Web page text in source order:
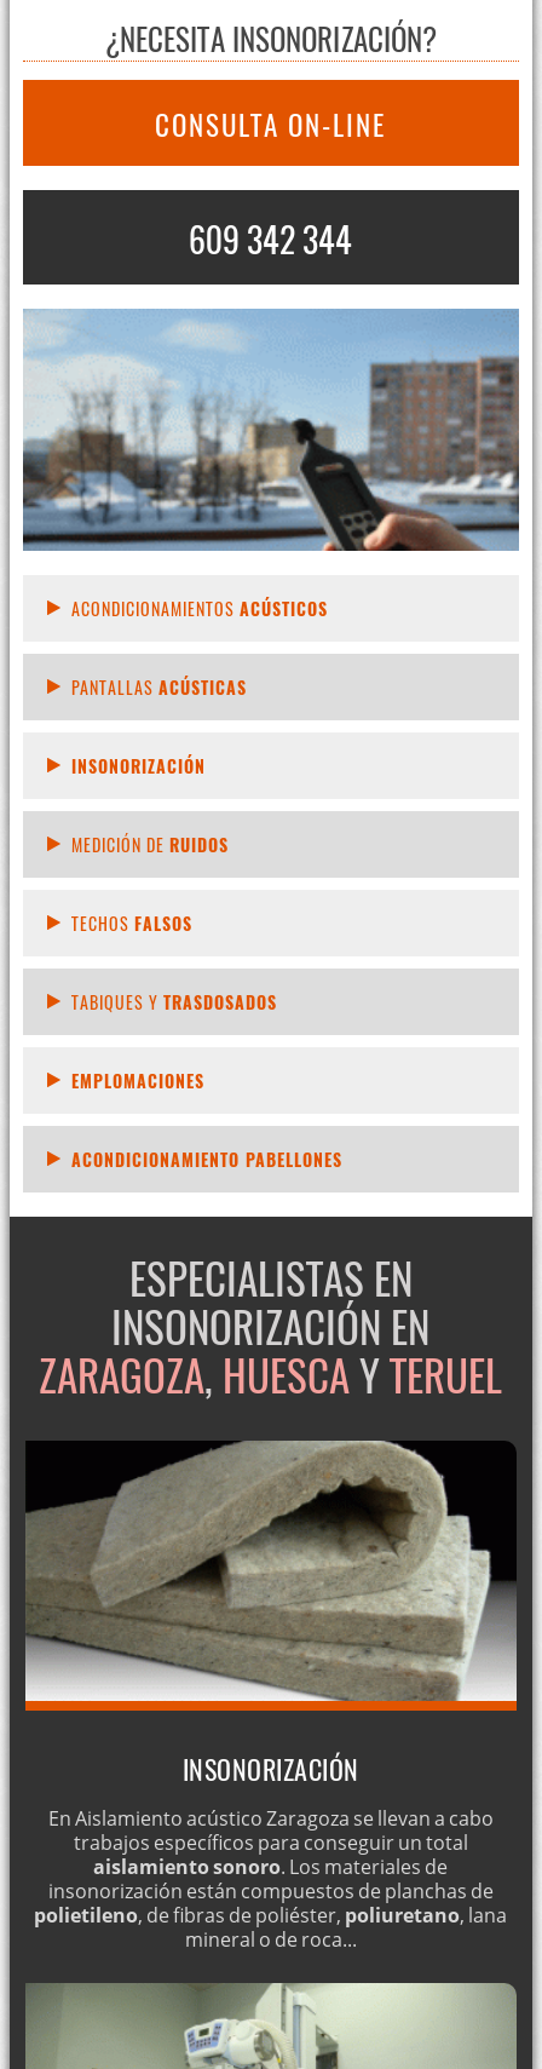
¿NECESITA INSONORIZACIÓN?
CONSULTA ON-LINE
609 342 344
ACONDICIONAMIENTOS ACÚSTICOS
PANTALLAS ACÚSTICAS
INSONORIZACIÓN
MEDICIÓN DE RUIDOS
TECHOS FALSOS
TABIQUES Y TRASDOSADOS
EMPLOMACIONES
ACONDICIONAMIENTO PABELLONES
ESPECIALISTAS EN
INSONORIZACIÓN EN
ZARAGOZA, HUESCAYTERUEL
INSONORIZACIÓN
En Aislamiento acústico Zaragoza se llevan a cabo
trabajos específicos para conseguir un total
aislamiento sonoro. Los materiales de
insonorización están compuestos de planchas de
polietileno, de fibras de poliéster, poliuretano, lana
mineral o de roca...